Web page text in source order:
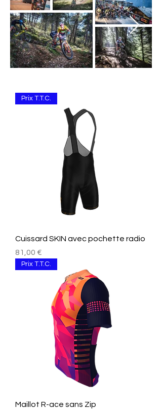
Prix T.T.C.
Cuissard SKIN avec pochette radio
Preis
81,00 €
Prix T.T.C.
Maillot R-ace sans Zip